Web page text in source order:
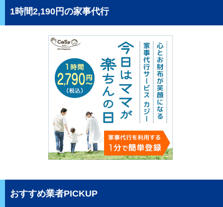
1時間2,190円の家事代行
おすすめ業者PICKUP